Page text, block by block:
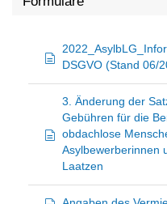
DSGVO (Stand 06/
3. Änderung der
Gebühren für die
obdachlose
Asylbewerberinnen
Laatzen